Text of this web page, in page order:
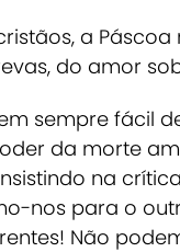
a
do amor
sempre fácil
da morte
na
nos para o
Não